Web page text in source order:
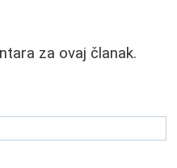
za ovaj članak.